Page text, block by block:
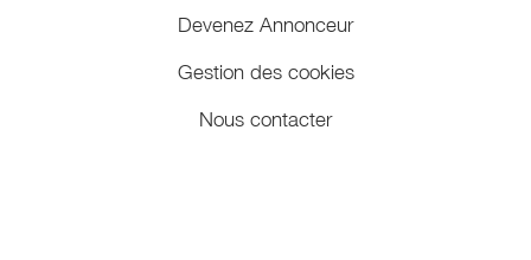
Devenez Annonceur
Gestion des cookies
Nous contacter